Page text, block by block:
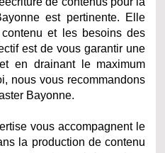
est pertinente. Elle
et les besoins des
est de vous garantir une
en drainant le maximum
nous vous recommandons
Bayonne.
vous accompagnent le
la production de contenu